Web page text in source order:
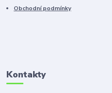
Obchodní podmínky
Kontakty